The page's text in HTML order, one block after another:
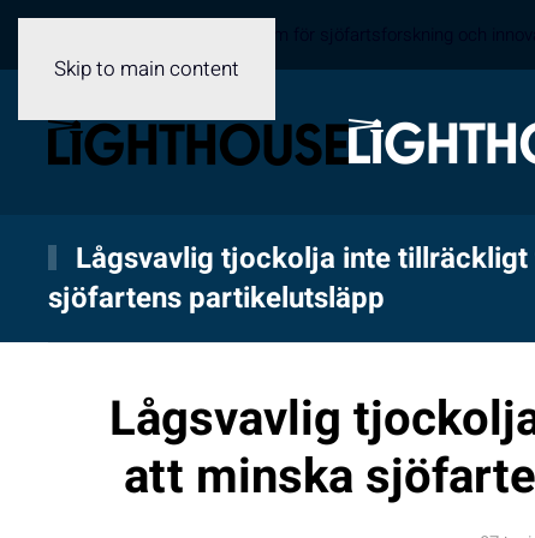
Skip to main content
Lågsvavlig tjockolja inte
sjöfartens partikelutsläpp
Lågsvavlig
att minska